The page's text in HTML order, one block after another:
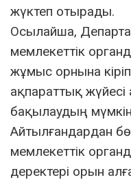
жүктеп отырады.
Осылайша,
мемлекеттік
жұмыс орнына
ақпараттық
бақылаудың
Айтылғандардан
мемлекеттік
деректері орын